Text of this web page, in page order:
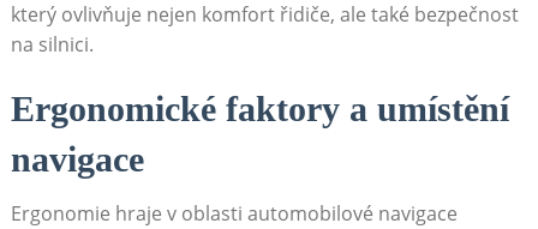
který⁤ ovlivňuje nejen komfort‍ řidiče, ale také bezpečnost
na silnici.
Ergonomické faktory⁣ a umístění
navigace
Ergonomie hraje v oblasti automobilové navigace